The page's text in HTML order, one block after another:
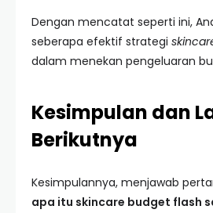
Dengan mencatat seperti ini,
seberapa efektif strategi
dalam menekan pengeluaran
Kesimpulan dan
Berikutnya
Kesimpulannya, menjawab
apa itu skincare budget flash